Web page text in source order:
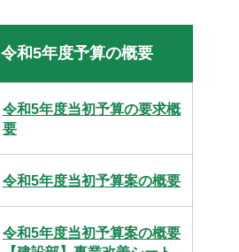
令和5年度予算の概要
令和5年度当初予算の要求概
要
令和5年度当初予算案の概要
令和5年度当初予算案の概要